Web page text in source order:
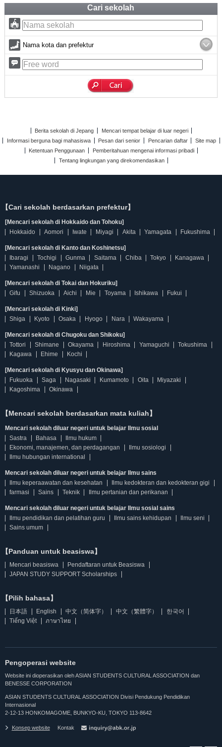
Cari sekolah
Nama kota dan prefektur
Berita sekolah di Jepang
Mencari tempat belajar di luar negeri
Informasi berguna bagi mahasiswa
Pesan dari senior Pencarian daftar
Site map
Ketentuan Penggunaan
Pemberitahuan mengenai informasi pribadi
Tentang lingkungan yang direkomendasikan
【Cari sekolah berdasarkan prefektur】
[Mencari sekolah di Hokkaido dan Tohoku]
Hokkaido
Aomori Iwate Miyagi Akita Yamagata Fukushima
[Mencari sekolah di Kanto dan Koshinetsu]
Ibaragi
Tochigi Gunma Saitama Chiba Tokyo
Kanagawa
Yamanashi
Nagano Niigata
[Mencari sekolah di Tokai dan Hokuriku]
Gifu
Shizuoka Aichi Mie Toyama Ishikawa Fukui
[Mencari sekolah di Kinki]
Shiga
Kyoto Osaka Hyogo Nara Wakayama
[Mencari sekolah di Chugoku dan Shikoku]
Tottori
Shimane Okayama Hiroshima Yamaguchi
Tokushima
Kagawa
Ehime Kochi
[Mencari sekolah di Kyusyu dan Okinawa]
Fukuoka
Saga Nagasaki Kumamoto Oita
Miyazaki
Kagoshima
Okinawa
【Mencari sekolah berdasarkan mata kuliah】
Mencari sekolah diluar negeri untuk belajar Ilmu sosial
Sastra
Bahasa
Ilmu hukum
Ekonomi, manajemen, dan perdagangan
Ilmu sosiologi
Ilmu hubungan international
Mencari sekolah diluar negeri untuk belajar Ilmu sains
Ilmu keperaawatan dan kesehatan
Ilmu kedokteran dan kedokteran gigi
farmasi
Sains Teknik Ilmu pertanian dan perikanan
Mencari sekolah diluar negeri untuk belajar Ilmu sosial sains
Ilmu pendidikan dan pelatihan guru
Ilmu sains kehidupan
Ilmu seni
Sains umum
【Panduan untuk beasiswa】
Mencari beasiswa
Pendaftaran untuk Beasiswa
JAPAN STUDY SUPPORT Scholarships
【Pilih bahasa】
日本語 English 中文（简体字） 中文（繁體字）
한국어
Tiếng Việt
ภาษาไทย
Pengoperasi website
Website ini dioperasikan oleh ASIAN STUDENTS CULTURAL ASSOCIATION dan
BENESSE CORPORATION
ASIAN STUDENTS CULTURAL ASSOCIATION Divisi Pendukung Pendidikan
Internasional
2-12-13 HONKOMAGOME, BUNKYO-KU, TOKYO 113-8642
Konsep website Kontak